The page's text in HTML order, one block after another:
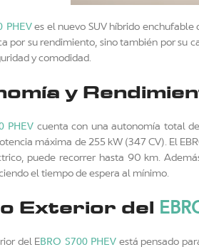
PHEVes el nuevo SUV híbrido enchufable
por su rendimiento, sino también por su
y comodidad.
y
PHEV cuenta con una autonomía total
máxima de 255 kW (347 CV). El
puede recorrer hasta 90 km.
el tiempo de espera al mínimo.
Exterior del
del EBRO S700 PHEV está pensado